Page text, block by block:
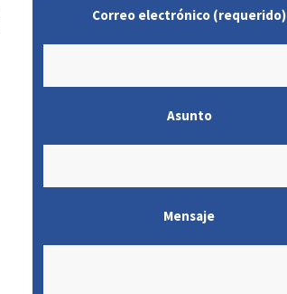
Correo electrónico (requerido)
Asunto
Mensaje